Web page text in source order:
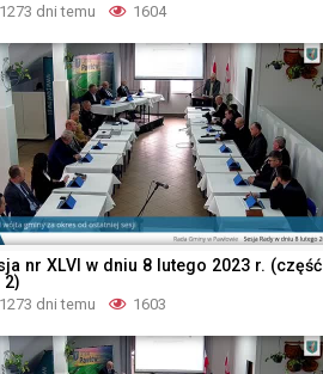
1273 dni temu 1604
nr XLVI w dniu 8 lutego 2023 r. (część
2)
1273 dni temu 1603